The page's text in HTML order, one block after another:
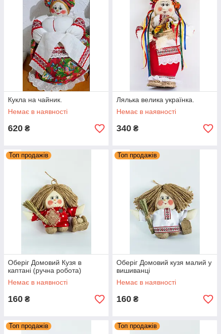
Кукла на чайник.
Немає в наявності
620 ₴
Лялька велика українка.
Немає в наявності
340 ₴
Топ продажів
Оберіг Домовий Кузя в
каптані (ручна робота)
Немає в наявності
160 ₴
Топ продажів
Оберіг Домовий кузя малий у
вишиванці
Немає в наявності
160 ₴
Топ продажів Топ продажів